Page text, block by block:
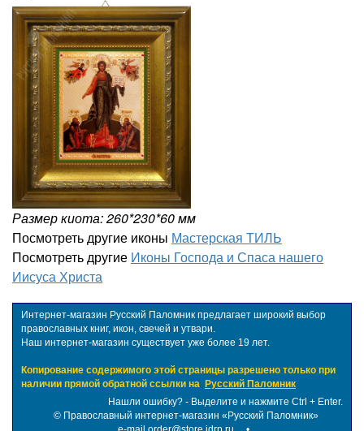
Размер киота: 260*230*60 мм
Посмотреть другие иконы Мастерская ТИЛЬ
Посмотреть другие Иконы Господа и Спаса нашего
Иисуса Христа
Интернет-магазин Русский Паломник предлагает широкий выбор
православных книг, икон, свечей и утвари.
Наш интернет-магазин существует уже более 19 лет.
Копирование содержимого этой страницы разрешено только при
наличии прямой обратной ссылки на Русский Паломник
Нашли ошибку? - Выделите и нажмите Ctrl + Enter.
© Православный интернет-магазин «Русский Паломник»